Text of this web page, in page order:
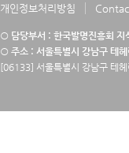
개인정보처리방침
○ 담당부서 : 한국발명진흥회 지
○ 주소 : 서울특별시 강남구 테
[06133] 서울특별시 강남구 테